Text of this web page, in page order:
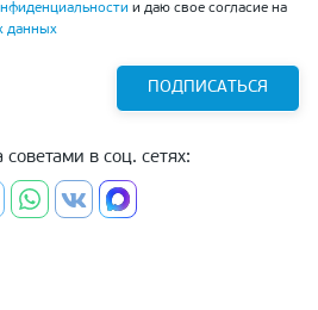
и даю свое согласие на
данных
ПОДПИСАТЬСЯ
советами в соц. сетях: